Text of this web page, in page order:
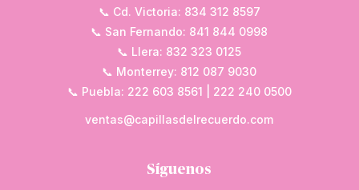
📞 Cd. Victoria: 834 312 8597
📞 San Fernando: 841 844 0998
📞 Llera: 832 323 0125
📞 Monterrey: 812 087 9030
📞 Puebla: 222 603 8561 | 222 240 0500
ventas@capillasdelrecuerdo.com
Síguenos